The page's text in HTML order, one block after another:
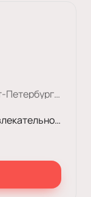
Санкт-Петербург, Большой Cанкт-Петербургский Государственный Цирк
Шоу «Королевский цирк» – это увлекательное путешествие в мир красоты, роскоши и грации, отваги и ловкости, изысканного стиля и невероятных человеческих возможностей.